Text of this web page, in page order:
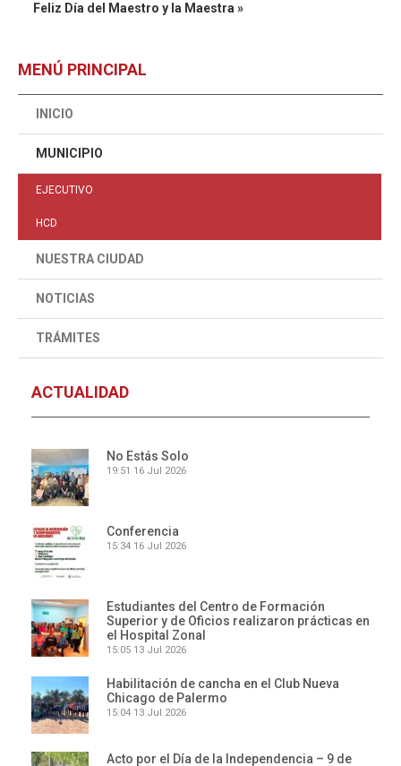
Feliz Día del Maestro y la Maestra »
MENÚ PRINCIPAL
INICIO
MUNICIPIO
EJECUTIVO
HCD
NUESTRA CIUDAD
NOTICIAS
TRÁMITES
ACTUALIDAD
No Estás Solo
19:51 16 Jul 2026
Conferencia
15:34 16 Jul 2026
Estudiantes del Centro de Formación
Superior y de Oficios realizaron prácticas en
el Hospital Zonal
15:05 13 Jul 2026
Habilitación de cancha en el Club Nueva
Chicago de Palermo
15:04 13 Jul 2026
Acto por el Día de la Independencia – 9 de